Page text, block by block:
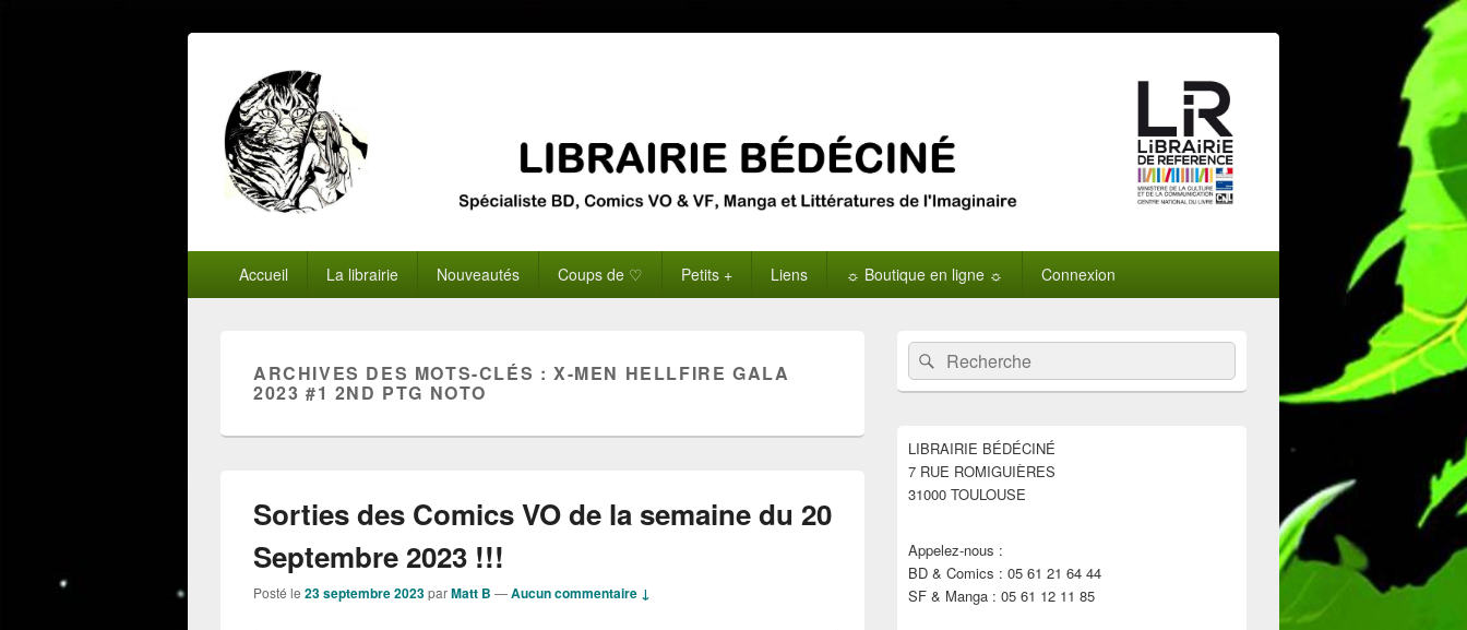
principalAccueil La librairie Nouveautés Coups de ♡ Petits + Liens ☼ Boutique en ligne ☼ Connexion
ARCHIVES DES MOTS-CLÉS :X-MEN HELLFIRE GALA
2023 #1 2ND PTG NOTO
Sorties des Comics VO de la semaine du 20
Septembre 2023 !!!
Posté le 23 septembre 2023parMatt B —Aucun commentaire ↓
Zone
principale
de
widget
barre
latérale
Recherche :Rechercher
LIBRAIRIE BÉDÉCINÉ
7 RUE ROMIGUIÈRES
31000 TOULOUSE
Appelez-nous :
BD & Comics : 05 61 21 64 44
SF & Manga : 05 61 12 11 85